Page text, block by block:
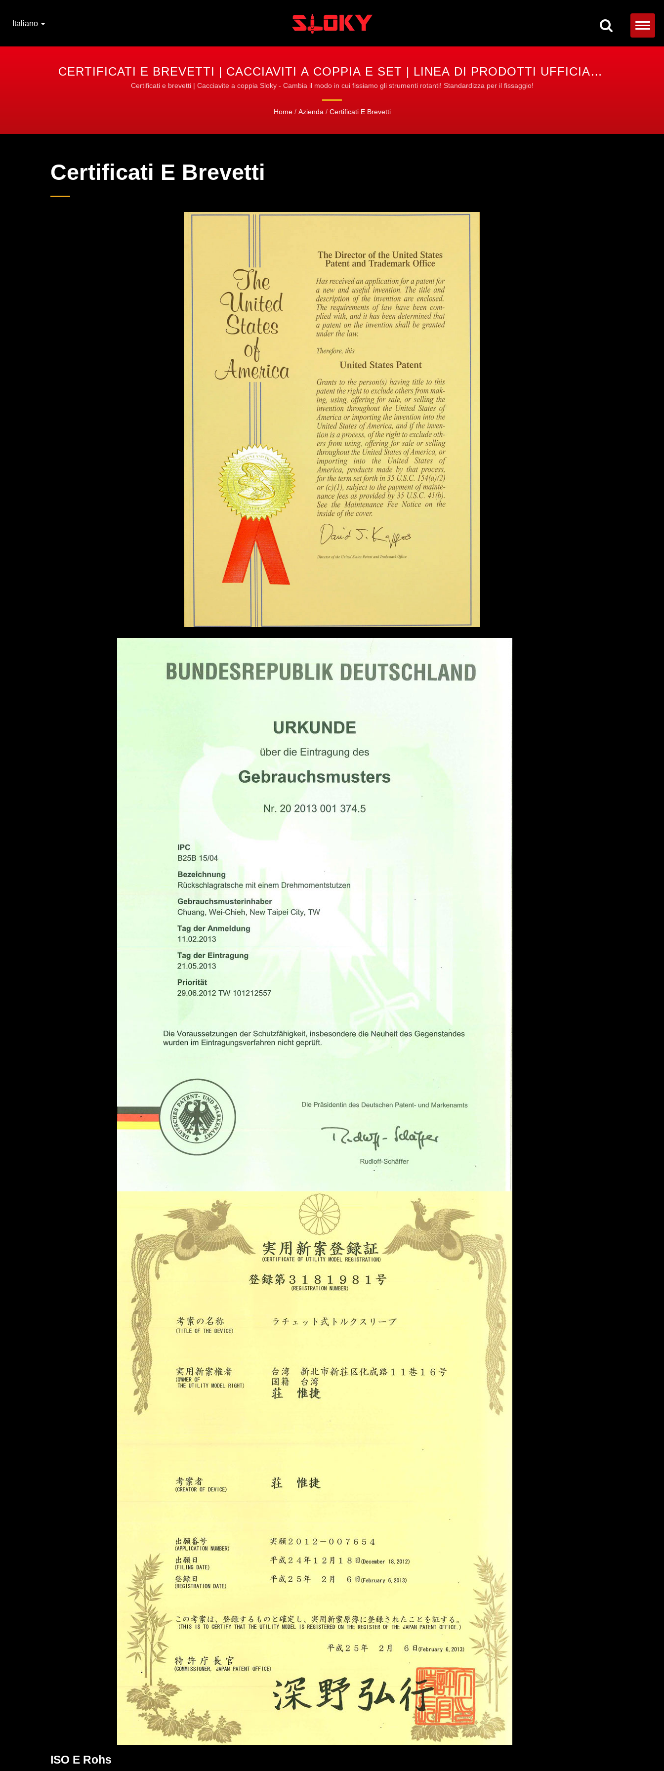
Italiano
CERTIFICATI E BREVETTI | CACCIAVITI A COPPIA E SET | LINEA DI PRODOTTI UFFICIALE
SLOKY
Certificati e brevetti | Cacciavite a coppia Sloky - Cambia il modo in cui fissiamo gli strumenti rotanti! Standardizza per il fissaggio!
Home / Azienda / Certificati E Brevetti
Certificati E Brevetti
ISO E Rohs